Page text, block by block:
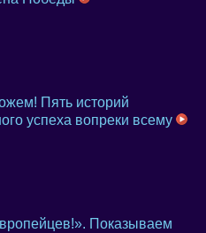
Пять историй
успеха вопреки всему
Показываем